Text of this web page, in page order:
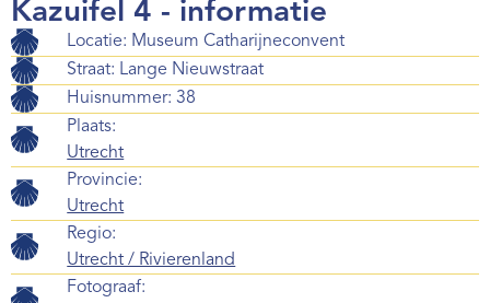
Kazuifel 4 - informatie
Locatie: Museum Catharijneconvent
Straat: Lange Nieuwstraat
Huisnummer: 38
Plaats:
Utrecht
Provincie:
Utrecht
Regio:
Utrecht / Rivierenland
Fotograaf: